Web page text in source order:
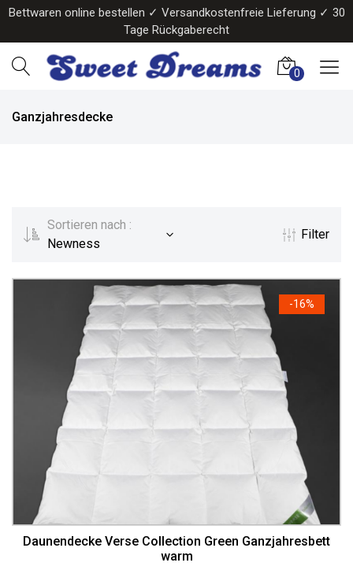
Bettwaren online bestellen ✓ Versandkostenfreie Lieferung ✓ 30
Tage Rückgaberecht
0
Ganzjahresdecke
Sortieren nach :
Newness
Filter
-16%
Daunendecke Verse Collection Green Ganzjahresbett
warm